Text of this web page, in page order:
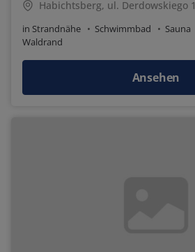
Habichtsberg, ul. Derdowskiego 1
in Strandnähe Schwimmbad Sauna
Waldrand
Ansehen